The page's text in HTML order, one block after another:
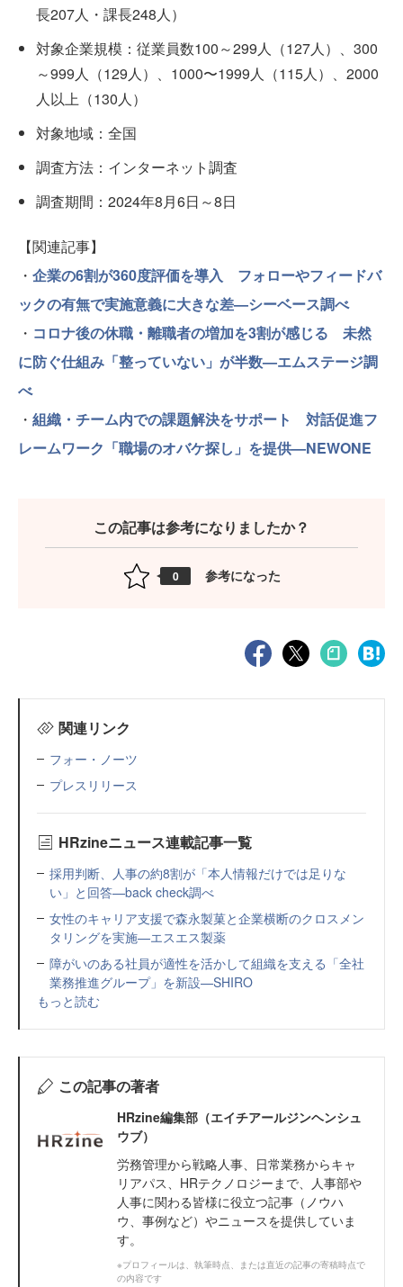
長207人・課長248人）
対象企業規模：従業員数100～299人（127人）、300
～999人（129人）、1000〜1999人（115人）、2000
人以上（130人）
対象地域：全国
調査方法：インターネット調査
調査期間：2024年8月6日～8日
【関連記事】
・ 企業の6割が360度評価を導入 フォローやフィードバ
ックの有無で実施意義に大きな差—シーベース調べ
・ コロナ後の休職・離職者の増加を3割が感じる 未然
に防ぐ仕組み「整っていない」が半数—エムステージ調
べ
・ 組織・チーム内での課題解決をサポート 対話促進フ
レームワーク「職場のオバケ探し」を提供—NEWONE
この記事は参考になりましたか？
0 参考になった
関連リンク
フォー・ノーツ
プレスリリース
HRzineニュース連載記事一覧
採用判断、人事の約8割が「本人情報だけでは足りな
い」と回答—back check調べ
女性のキャリア支援で森永製菓と企業横断のクロスメン
タリングを実施—エスエス製薬
障がいのある社員が適性を活かして組織を支える「全社
業務推進グループ」を新設—SHIRO
もっと読む
この記事の著者
HRzine編集部（エイチアールジンヘンシュ
ウブ）
労務管理から戦略人事、日常業務からキャ
リアパス、HRテクノロジーまで、人事部や
人事に関わる皆様に役立つ記事（ノウハ
ウ、事例など）やニュースを提供していま
す。
※プロフィールは、執筆時点、または直近の記事の寄稿時点で
の内容です